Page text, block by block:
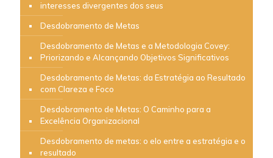
interesses divergentes dos seus
Desdobramento de Metas
Desdobramento de Metas e a Metodologia Covey:
Priorizando e Alcançando Objetivos Significativos
Desdobramento de Metas: da Estratégia ao Resultado
com Clareza e Foco
Desdobramento de Metas: O Caminho para a
Excelência Organizacional
Desdobramento de metas: o elo entre a estratégia e o
resultado